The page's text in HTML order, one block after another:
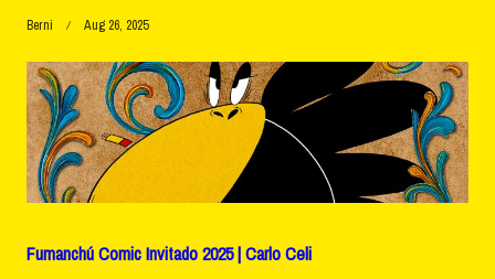
Berni Aug 26, 2025
Fumanchú Comic Invitado 2025 | Carlo Celi